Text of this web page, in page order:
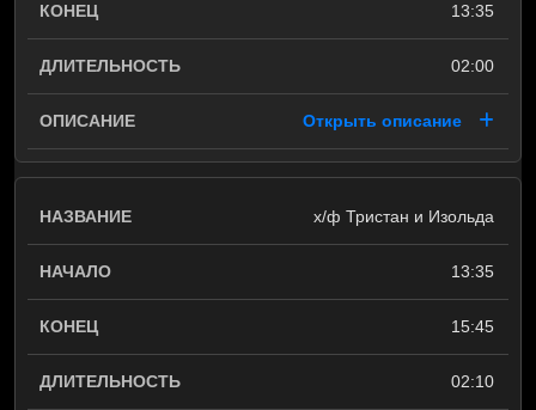
13:35
02:00
Открыть описание
х/ф Тристан и Изольда
13:35
15:45
02:10